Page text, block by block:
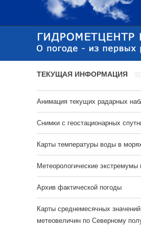
ТЕКУЩАЯ ИНФОРМАЦИЯ
Анимация текущих радарных
Cнимки с геостационарных
Карты температуры воды в
Метеорологические экстремумы
Архив фактической погоды
Карты среднемесячных
метеовеличин по Северному